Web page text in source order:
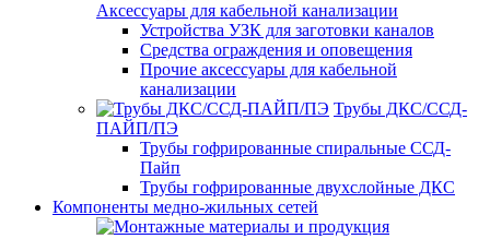
Аксессуары для кабельной канализации
Устройства УЗК для заготовки каналов
Средства ограждения и оповещения
Прочие аксессуары для кабельной
канализации
Трубы ДКС/ССД-
ПАЙП/ПЭ
Трубы гофрированные спиральные ССД-
Пайп
Трубы гофрированные двухслойные ДКС
Компоненты медно-жильных сетей